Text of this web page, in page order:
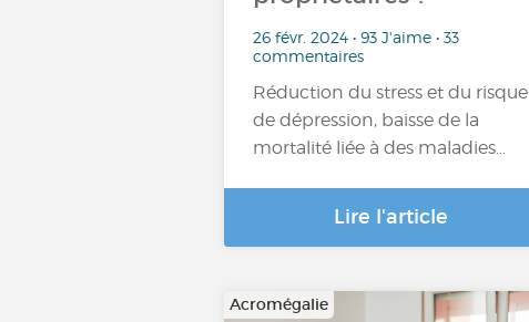
26 févr. 2024 • 93 J'aime • 33
commentaires
Réduction du stress et du risque
de dépression, baisse de la
mortalité liée à des maladies…
Lire l'article
Acromégalie